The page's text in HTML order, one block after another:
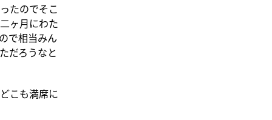
たのでそこ
ヶ月にわた
で相当みん
だろうなと
こも満席に